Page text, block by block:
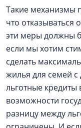
Такие механизмы
что отказываться
эти меры должны
если мы хотим
сделать
жилья для семей с
льготные
возможности
разницу между